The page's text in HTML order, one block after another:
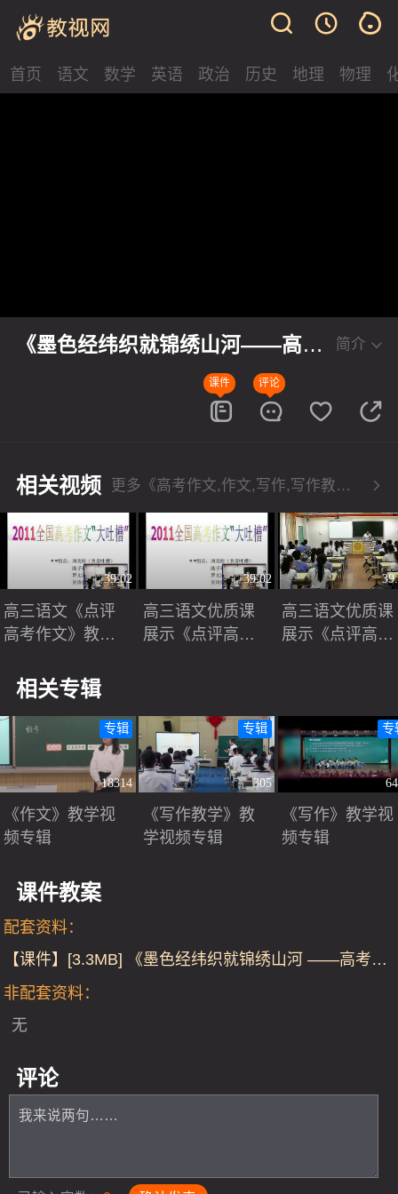
首页 语文 数学 英语 政治 历史 地理 物理
简介
《墨色经纬织就锦绣山河——高考
作文主体段的五维建构》部编版高
三语文写作教学专题研讨课视频
评论
课件
相关视频 更多《高考作文,作文,写作,写作教学》相关视频
39:02
高三语文《点评
高考作文》教学
39:02
高三语文优质课
展示《点评高考
高三语文优质课
展示《点评高考
相关专辑
18314
专辑
《作文》教学视
频专辑
305
专辑
《写作教学》教
学视频专辑
专
《写作》教学视
频专辑
课件教案
配套资料：
【课件】[3.3MB] 《墨色经纬织就锦绣山河 ——高考作
件
非配套资料：
无
评论